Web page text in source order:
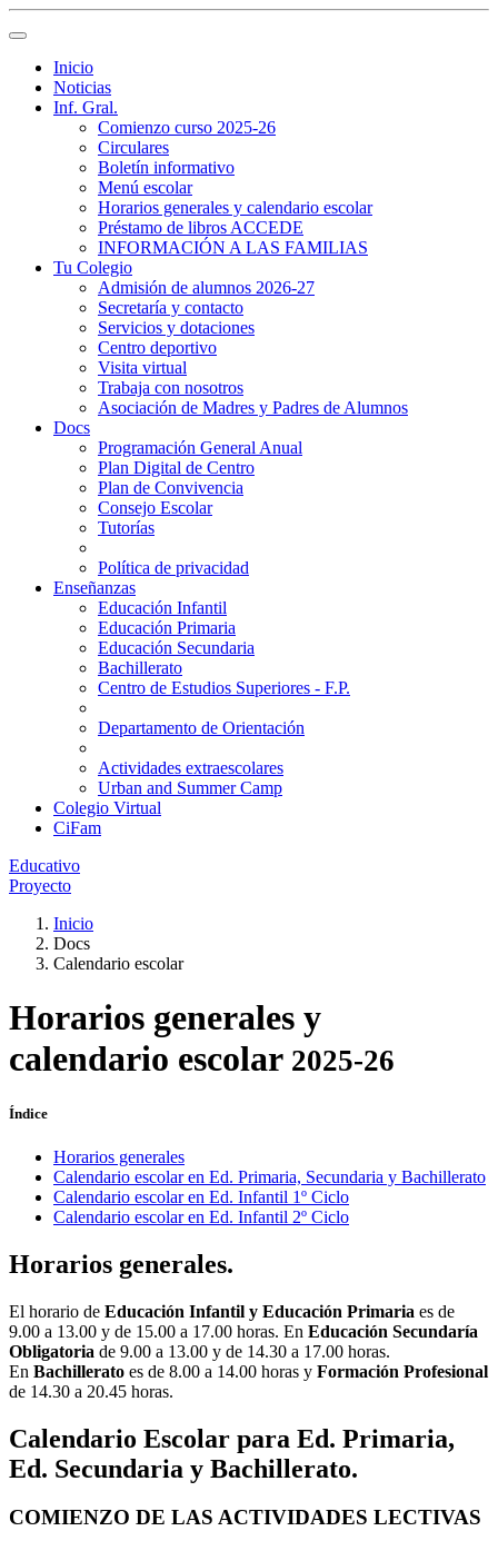
Inicio
Noticias
Inf. Gral.
Comienzo curso 2025-26
Circulares
Boletín informativo
Menú escolar
Horarios generales y calendario escolar
Préstamo de libros ACCEDE
INFORMACIÓN A LAS FAMILIAS
Tu Colegio
Admisión de alumnos 2026-27
Secretaría y contacto
Servicios y dotaciones
Centro deportivo
Visita virtual
Trabaja con nosotros
Asociación de Madres y Padres de Alumnos
Docs
Programación General Anual
Plan Digital de Centro
Plan de Convivencia
Consejo Escolar
Tutorías
Política de privacidad
Enseñanzas
Educación Infantil
Educación Primaria
Educación Secundaria
Bachillerato
Centro de Estudios Superiores - F.P.
Departamento de Orientación
Actividades extraescolares
Urban and Summer Camp
Colegio Virtual
CiFam
Educativo
Proyecto
Inicio
Docs
Calendario escolar
Horarios generales y
calendario escolar 2025-26
Índice
Horarios generales
Calendario escolar en Ed. Primaria, Secundaria y Bachillerato
Calendario escolar en Ed. Infantil 1º Ciclo
Calendario escolar en Ed. Infantil 2º Ciclo
Horarios generales.
El horario de Educación Infantil y Educación Primaria es de
9.00 a 13.00 y de 15.00 a 17.00 horas. En Educación Secundaría
Obligatoria de 9.00 a 13.00 y de 14.30 a 17.00 horas.
En Bachillerato es de 8.00 a 14.00 horas y Formación Profesional
de 14.30 a 20.45 horas.
Calendario Escolar para Ed. Primaria,
Ed. Secundaria y Bachillerato.
COMIENZO DE LAS ACTIVIDADES LECTIVAS